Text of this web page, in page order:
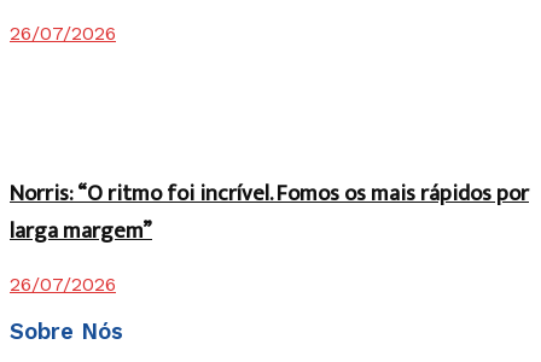
26/07/2026
Norris: “O ritmo foi incrível. Fomos os mais rápidos por
larga margem”
26/07/2026
Sobre Nós